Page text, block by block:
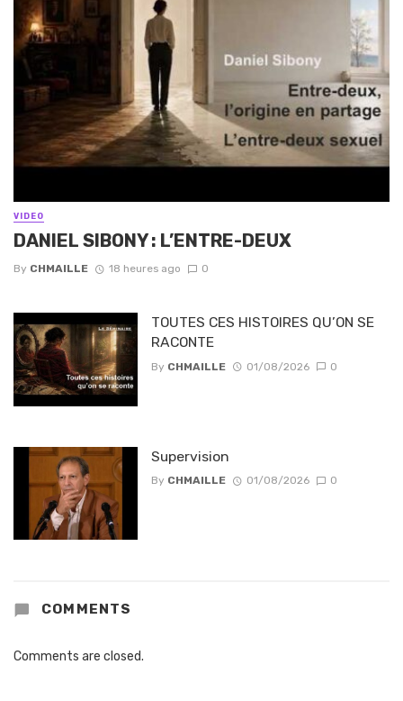
VIDEO
DANIEL SIBONY : L’ENTRE-DEUX
By CHMAILLE 18 heures ago 0
TOUTES CES HISTOIRES QU’ON SE
RACONTE
By CHMAILLE 01/08/2026 0
Supervision
By CHMAILLE 01/08/2026 0
COMMENTS
Comments are closed.